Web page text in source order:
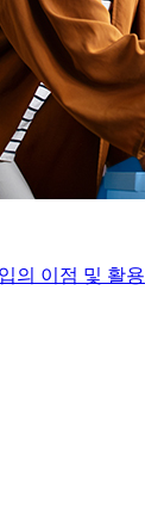
의 이점 및 활용